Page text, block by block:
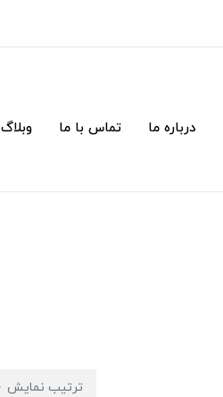
درباره ما تماس با ما وبلاگ
ترتیب نمایش